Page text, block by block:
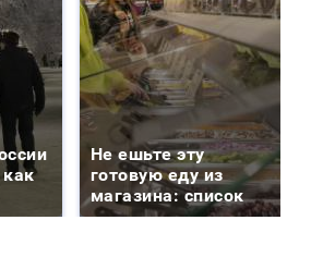
Не ешьте эту
готовую еду из
магазина: список